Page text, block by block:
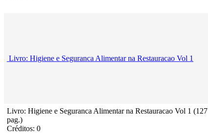
Livro: Higiene e Seguranca Alimentar na Restauracao Vol 1
Livro: Higiene e Seguranca Alimentar na Restauracao Vol 1 (127
pag.)
Créditos: 0